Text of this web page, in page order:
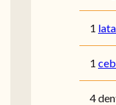
1
1
4